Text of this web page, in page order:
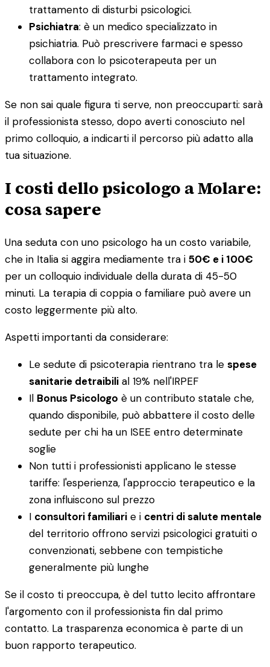
trattamento di disturbi psicologici.
Psichiatra: è un medico specializzato in
psichiatria. Può prescrivere farmaci e spesso
collabora con lo psicoterapeuta per un
trattamento integrato.
Se non sai quale figura ti serve, non preoccuparti: sarà
il professionista stesso, dopo averti conosciuto nel
primo colloquio, a indicarti il percorso più adatto alla
tua situazione.
I costi dello psicologo a Molare:
cosa sapere
Una seduta con uno psicologo ha un costo variabile,
che in Italia si aggira mediamente tra i 50€ e i 100€
per un colloquio individuale della durata di 45-50
minuti. La terapia di coppia o familiare può avere un
costo leggermente più alto.
Aspetti importanti da considerare:
Le sedute di psicoterapia rientrano tra le spese
sanitarie detraibili al 19% nell'IRPEF
Il Bonus Psicologo è un contributo statale che,
quando disponibile, può abbattere il costo delle
sedute per chi ha un ISEE entro determinate
soglie
Non tutti i professionisti applicano le stesse
tariffe: l'esperienza, l'approccio terapeutico e la
zona influiscono sul prezzo
I consultori familiari e i centri di salute mentale
del territorio offrono servizi psicologici gratuiti o
convenzionati, sebbene con tempistiche
generalmente più lunghe
Se il costo ti preoccupa, è del tutto lecito affrontare
l'argomento con il professionista fin dal primo
contatto. La trasparenza economica è parte di un
buon rapporto terapeutico.